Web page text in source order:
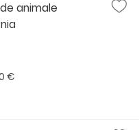
animale
€